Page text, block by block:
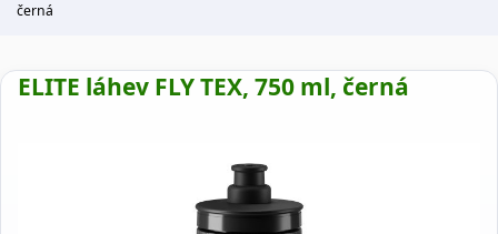
černá
ELITE láhev FLY TEX, 750 ml, černá